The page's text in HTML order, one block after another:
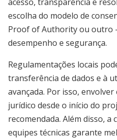
escolha do modelo de
Proof of Authority ou outro
desempenho e segurança.
Regulamentações locais
transferência de dados e à
avançada. Por isso,
jurídico desde o início do
recomendada. Além disso, a
equipes técnicas garante